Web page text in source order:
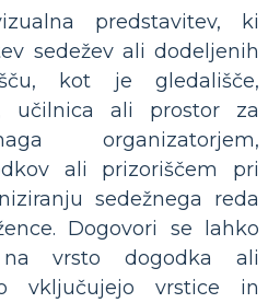
predstavitev, ki
sedežev ali dodeljenih
kot je gledališče,
učilnica ali prostor za
organizatorjem,
ali prizoriščem pri
sedežnega reda
Dogovori se lahko
vrsto dogodka ali
vključujejo vrstice in